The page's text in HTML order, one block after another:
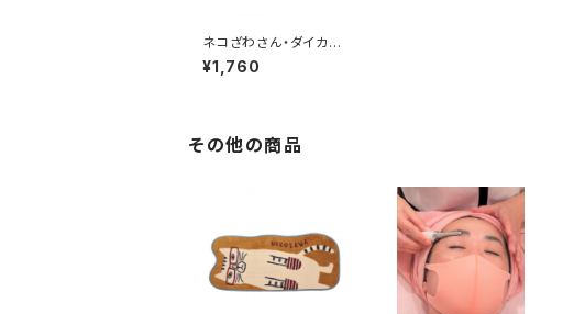
ネコざわさん・ダイカッ
トチラ見マットMU①
¥1,760
その他の商品